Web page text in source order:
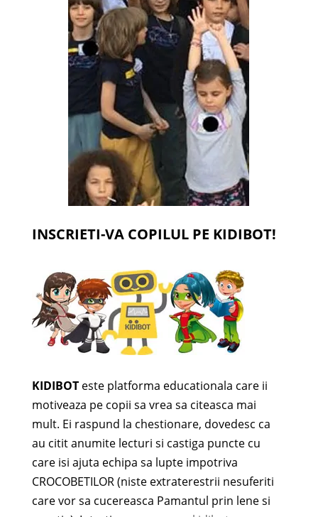
INSCRIETI-VA COPILUL PE KIDIBOT!
KIDIBOTeste platforma educationala care ii
motiveaza pe copii sa vrea sa citeasca mai
mult. Ei raspund la chestionare, dovedesc ca
au citit anumite lecturi si castiga puncte cu
care isi ajuta echipa sa lupte impotriva
CROCOBETILOR (niste extraterestrii nesuferiti
care vor sa cucereasca Pamantul prin lene si